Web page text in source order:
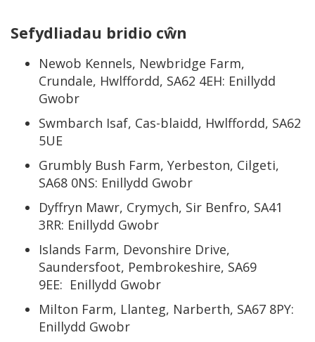
Sefydliadau bridio cŵn
Newob Kennels, Newbridge Farm,
Crundale, Hwlffordd, SA62 4EH: Enillydd
Gwobr
Swmbarch Isaf, Cas-blaidd, Hwlffordd, SA62
5UE
Grumbly Bush Farm, Yerbeston, Cilgeti,
SA68 0NS: Enillydd Gwobr
Dyffryn Mawr, Crymych, Sir Benfro, SA41
3RR: Enillydd Gwobr
Islands Farm, Devonshire Drive,
Saundersfoot, Pembrokeshire, SA69
9EE: Enillydd Gwobr
Milton Farm, Llanteg, Narberth, SA67 8PY:
Enillydd Gwobr